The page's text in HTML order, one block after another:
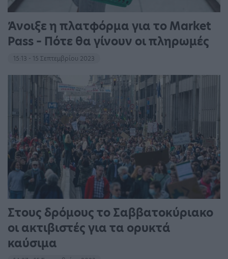
Άνοιξε η πλατφόρμα για το Market
Pass – Πότε θα γίνουν οι πληρωμές
15:13 - 15 Σεπτεμβρίου 2023
Στους δρόμους το Σαββατοκύριακο
οι ακτιβιστές για τα ορυκτά
καύσιμα